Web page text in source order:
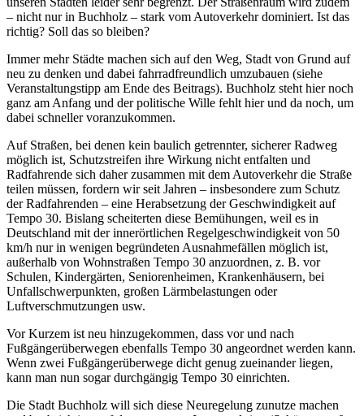
– nicht nur in Buchholz – stark vom Autoverkehr dominiert. Ist das
richtig? Soll das so bleiben?
Immer mehr Städte machen sich auf den Weg, Stadt von Grund auf
neu zu denken und dabei fahrradfreundlich umzubauen (siehe
Veranstaltungstipp am Ende des Beitrags). Buchholz steht hier noch
ganz am Anfang und der politische Wille fehlt hier und da noch, um
dabei schneller voranzukommen.
Auf Straßen, bei denen kein baulich getrennter, sicherer Radweg
möglich ist, Schutzstreifen ihre Wirkung nicht entfalten und
Radfahrende sich daher zusammen mit dem Autoverkehr die Straße
teilen müssen, fordern wir seit Jahren – insbesondere zum Schutz
der Radfahrenden – eine Herabsetzung der Geschwindigkeit auf
Tempo 30. Bislang scheiterten diese Bemühungen, weil es in
Deutschland mit der innerörtlichen Regelgeschwindigkeit von 50
km/h nur in wenigen begründeten Ausnahmefällen möglich ist,
außerhalb von Wohnstraßen Tempo 30 anzuordnen, z. B. vor
Schulen, Kindergärten, Seniorenheimen, Krankenhäusern, bei
Unfallschwerpunkten, großen Lärmbelastungen oder
Luftverschmutzungen usw.
Vor Kurzem ist neu hinzugekommen, dass vor und nach
Fußgängerüberwegen ebenfalls Tempo 30 angeordnet werden kann.
Wenn zwei Fußgängerüberwege dicht genug zueinander liegen,
kann man nun sogar durchgängig Tempo 30 einrichten.
Die Stadt Buchholz will sich diese Neuregelung zunutze machen